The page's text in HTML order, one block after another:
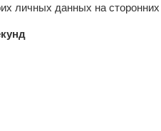
личных данных на сторонних